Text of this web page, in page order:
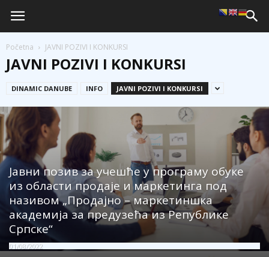
Početna JAVNI POZIVI I KONKURSI
JAVNI POZIVI I KONKURSI
DINAMIC DANUBE INFO JAVNI POZIVI I KONKURSI
Јавни позив за учешће у програму обуке
из области продаје и маркетинга под
називом „Продајно – маркетиншка
академија за предузећа из Републике
Српске“
01/08/2022